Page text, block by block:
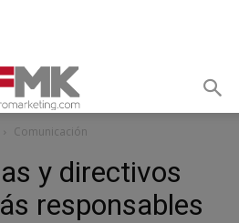
Comunicación
y directivos
responsables